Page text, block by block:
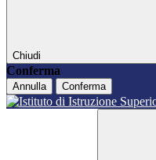
Chiudi
Conferma
Annulla Conferma